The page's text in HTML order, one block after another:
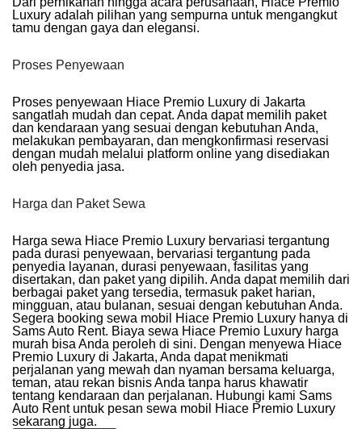
Luxury adalah pilihan yang sempurna untuk mengangkut
tamu dengan gaya dan elegansi.
Proses Penyewaan
Proses penyewaan Hiace Premio Luxury di Jakarta
sangatlah mudah dan cepat. Anda dapat memilih paket
dan kendaraan yang sesuai dengan kebutuhan Anda,
melakukan pembayaran, dan mengkonfirmasi reservasi
dengan mudah melalui platform online yang disediakan
oleh penyedia jasa.
Harga dan Paket Sewa
Harga sewa Hiace Premio Luxury bervariasi tergantung
pada durasi penyewaan, bervariasi tergantung pada
penyedia layanan, durasi penyewaan, fasilitas yang
disertakan, dan paket yang dipilih. Anda dapat memilih dari
berbagai paket yang tersedia, termasuk paket harian,
mingguan, atau bulanan, sesuai dengan kebutuhan Anda.
Segera booking sewa mobil Hiace Premio Luxury hanya di
Sams Auto Rent. Biaya sewa Hiace Premio Luxury harga
murah bisa Anda peroleh di sini. Dengan menyewa Hiace
Premio Luxury di Jakarta, Anda dapat menikmati
perjalanan yang mewah dan nyaman bersama keluarga,
teman, atau rekan bisnis Anda tanpa harus khawatir
tentang kendaraan dan perjalanan. Hubungi kami Sams
Auto Rentuntuk pesan sewa mobil Hiace Premio Luxury
sekarang juga.